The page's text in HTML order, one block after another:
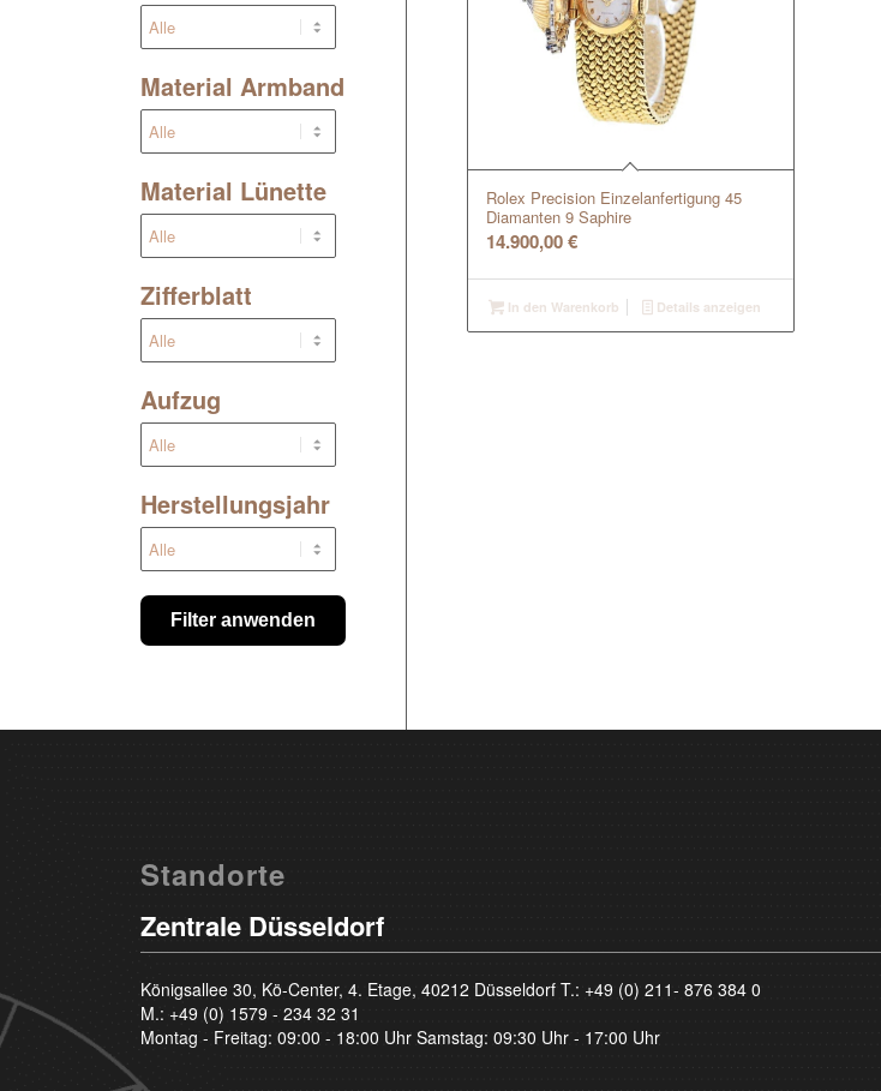
Rolex Precision Einzelanfertigung 45
Diamanten 9 Saphire
14.900,00€
In den Warenkorb Details anzeigen
Material Armband
Material Lünette
Zifferblatt
Aufzug
Herstellungsjahr
Filter anwenden
Standorte
Zentrale Düsseldorf
Königsallee 30, Kö-Center, 4. Etage, 40212 Düsseldorf T.: +49 (0) 211- 876 384 0
M.: +49 (0) 1579 - 234 32 31
Montag - Freitag: 09:00 - 18:00 Uhr Samstag: 09:30 Uhr - 17:00 Uhr